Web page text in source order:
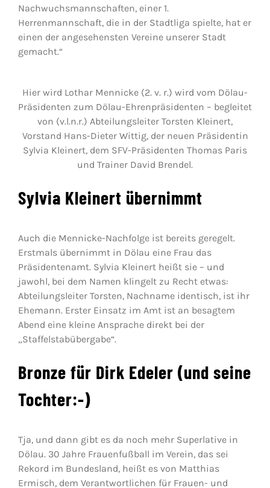
Nachwuchsmannschaften, einer 1.
Herrenmannschaft, die in der Stadtliga spielte, hat er
einen der angesehensten Vereine unserer Stadt
gemacht.“
Hier wird Lothar Mennicke (2. v. r.) wird vom Dölau-
Präsidenten zum Dölau-Ehrenpräsidenten – begleitet
von (v.l.n.r.) Abteilungsleiter Torsten Kleinert,
Vorstand Hans-Dieter Wittig, der neuen Präsidentin
Sylvia Kleinert, dem SFV-Präsidenten Thomas Paris
und Trainer David Brendel.
Sylvia Kleinert übernimmt
Auch die Mennicke-Nachfolge ist bereits geregelt.
Erstmals übernimmt in Dölau eine Frau das
Präsidentenamt. Sylvia Kleinert heißt sie – und
jawohl, bei dem Namen klingelt zu Recht etwas:
Abteilungsleiter Torsten, Nachname identisch, ist ihr
Ehemann. Erster Einsatz im Amt ist an besagtem
Abend eine kleine Ansprache direkt bei der
„Staffelstabübergabe“.
Bronze für Dirk Edeler (und seine
Tochter:-)
Tja, und dann gibt es da noch mehr Superlative in
Dölau. 30 Jahre Frauenfußball im Verein, das sei
Rekord im Bundesland, heißt es von Matthias
Ermisch, dem Verantwortlichen für Frauen- und